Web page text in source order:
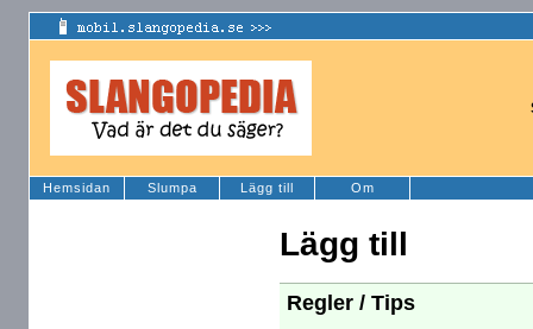
Hemsidan Slumpa Lägg till Om
Lägg till
Regler / Tips